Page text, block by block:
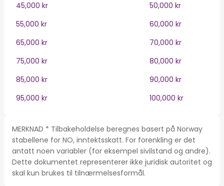
45,000 kr
50,000 kr
55,000 kr
60,000 kr
65,000 kr
70,000 kr
75,000 kr
80,000 kr
85,000 kr
90,000 kr
95,000 kr
100,000 kr
MERKNAD * Tilbakeholdelse beregnes basert på Norway
stabellene for NO, inntektsskatt. For forenkling er det
antatt noen variabler (for eksempel sivilstand og andre).
Dette dokumentet representerer ikke juridisk autoritet og
skal kun brukes til tilnærmelsesformål.